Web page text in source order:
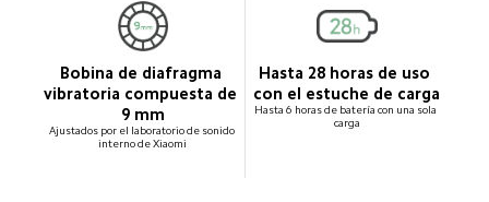
Bobina de diafragma
vibratoria compuesta de
9 mm
Ajustados por el laboratorio de sonido
interno de Xiaomi
Hasta 28 horas de uso
con el estuche de carga
Hasta 6 horas de batería con una sola
carga